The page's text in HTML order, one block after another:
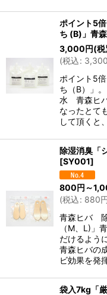
ポイント5
ち (B)」青
3,000円(税
(税込: 3,300
ポイント5
ち（B）」
水 青森ヒ
なったとて
して頂くと
除湿消臭「
[SY001]
800円 ～
(税込: 880
青森ヒバ
（M、L)」
だけるよう
青森ヒバの
ビ効果を発
袋入7kg「